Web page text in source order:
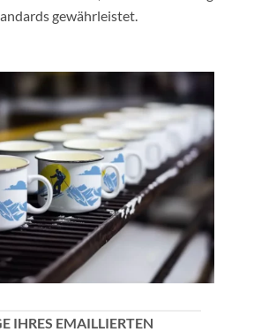
gewährleistet.
IHRES EMAILLIERTEN